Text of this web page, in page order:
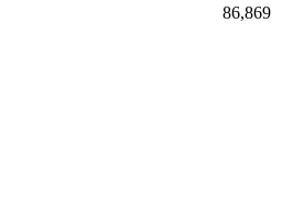
86,869